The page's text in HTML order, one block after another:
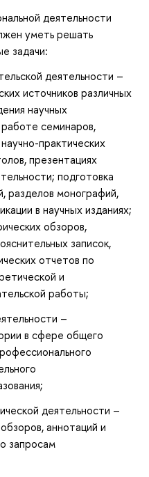
деятельности
уметь решать
задачи:
деятельности –
источников различных
научных
семинаров,
практических
презентациях
подготовка
разделов монографий,
в научных изданиях;
обзоров,
записок,
отчетов по
и
работы;
–
в сфере общего
деятельности –
аннотаций и
запросам